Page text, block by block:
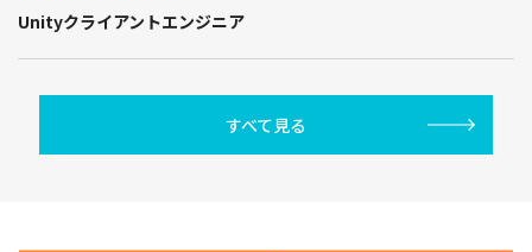
Unityクライアントエンジニア
すべて見る